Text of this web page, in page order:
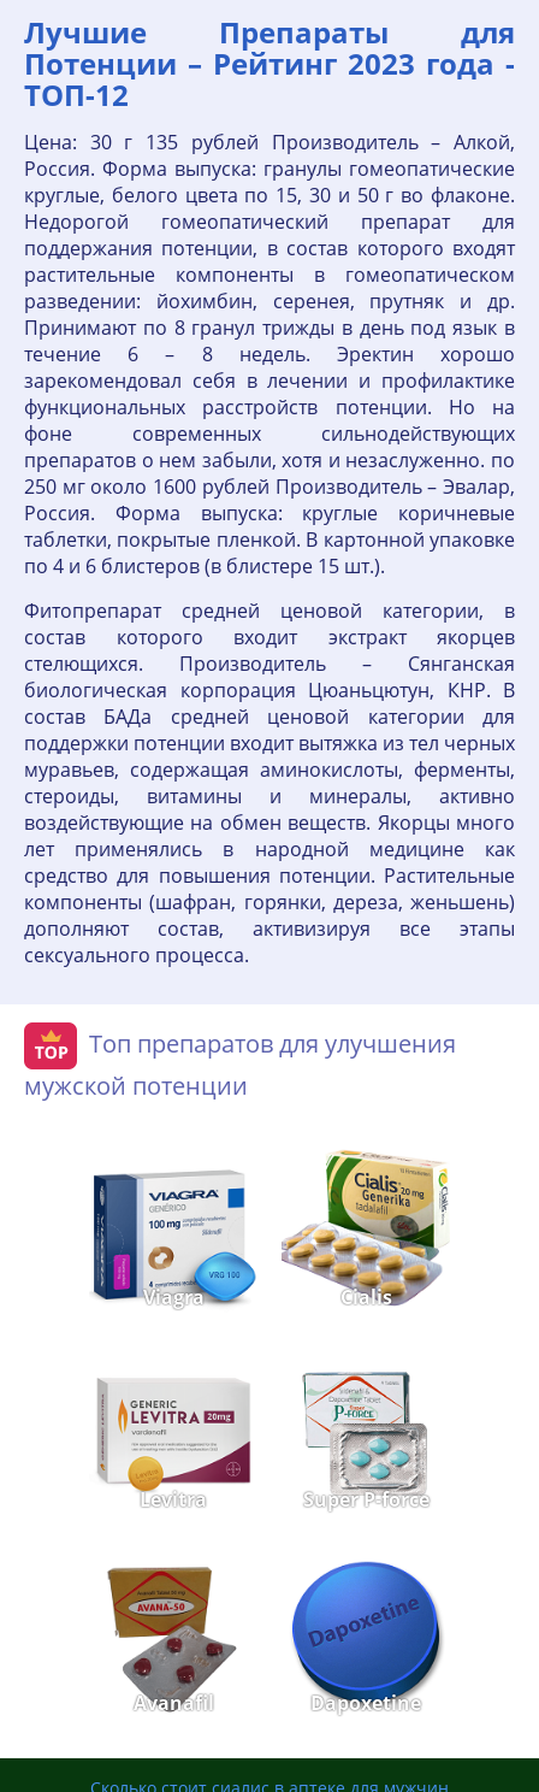
Лучшие Препараты для
Потенции – Рейтинг 2023 года -
ТОП-12
Цена: 30 г 135 рублей Производитель – Алкой,
Россия. Форма выпуска: гранулы гомеопатические
круглые, белого цвета по 15, 30 и 50 г во флаконе.
Недорогой гомеопатический препарат для
поддержания потенции, в состав которого входят
растительные компоненты в гомеопатическом
разведении: йохимбин, серенея, прутняк и др.
Принимают по 8 гранул трижды в день под язык в
течение 6 – 8 недель. Эректин хорошо
зарекомендовал себя в лечении и профилактике
функциональных расстройств потенции. Но на
фоне современных сильнодействующих
препаратов о нем забыли, хотя и незаслуженно. по
250 мг около 1600 рублей Производитель – Эвалар,
Россия. Форма выпуска: круглые коричневые
таблетки, покрытые пленкой. В картонной упаковке
по 4 и 6 блистеров (в блистере 15 шт.).
Фитопрепарат средней ценовой категории, в
состав которого входит экстракт якорцев
стелющихся. Производитель – Сянганская
биологическая корпорация Цюаньцютун, КНР. В
состав БАДа средней ценовой категории для
поддержки потенции входит вытяжка из тел черных
муравьев, содержащая аминокислоты, ферменты,
стероиды, витамины и минералы, активно
воздействующие на обмен веществ. Якорцы много
лет применялись в народной медицине как
средство для повышения потенции. Растительные
компоненты (шафран, горянки, дереза, женьшень)
дополняют состав, активизируя все этапы
сексуального процесса.
Топ препаратов для улучшения
мужской потенции
Viagra Cialis
Levitra Super P-force
Avanafil Dapoxetine